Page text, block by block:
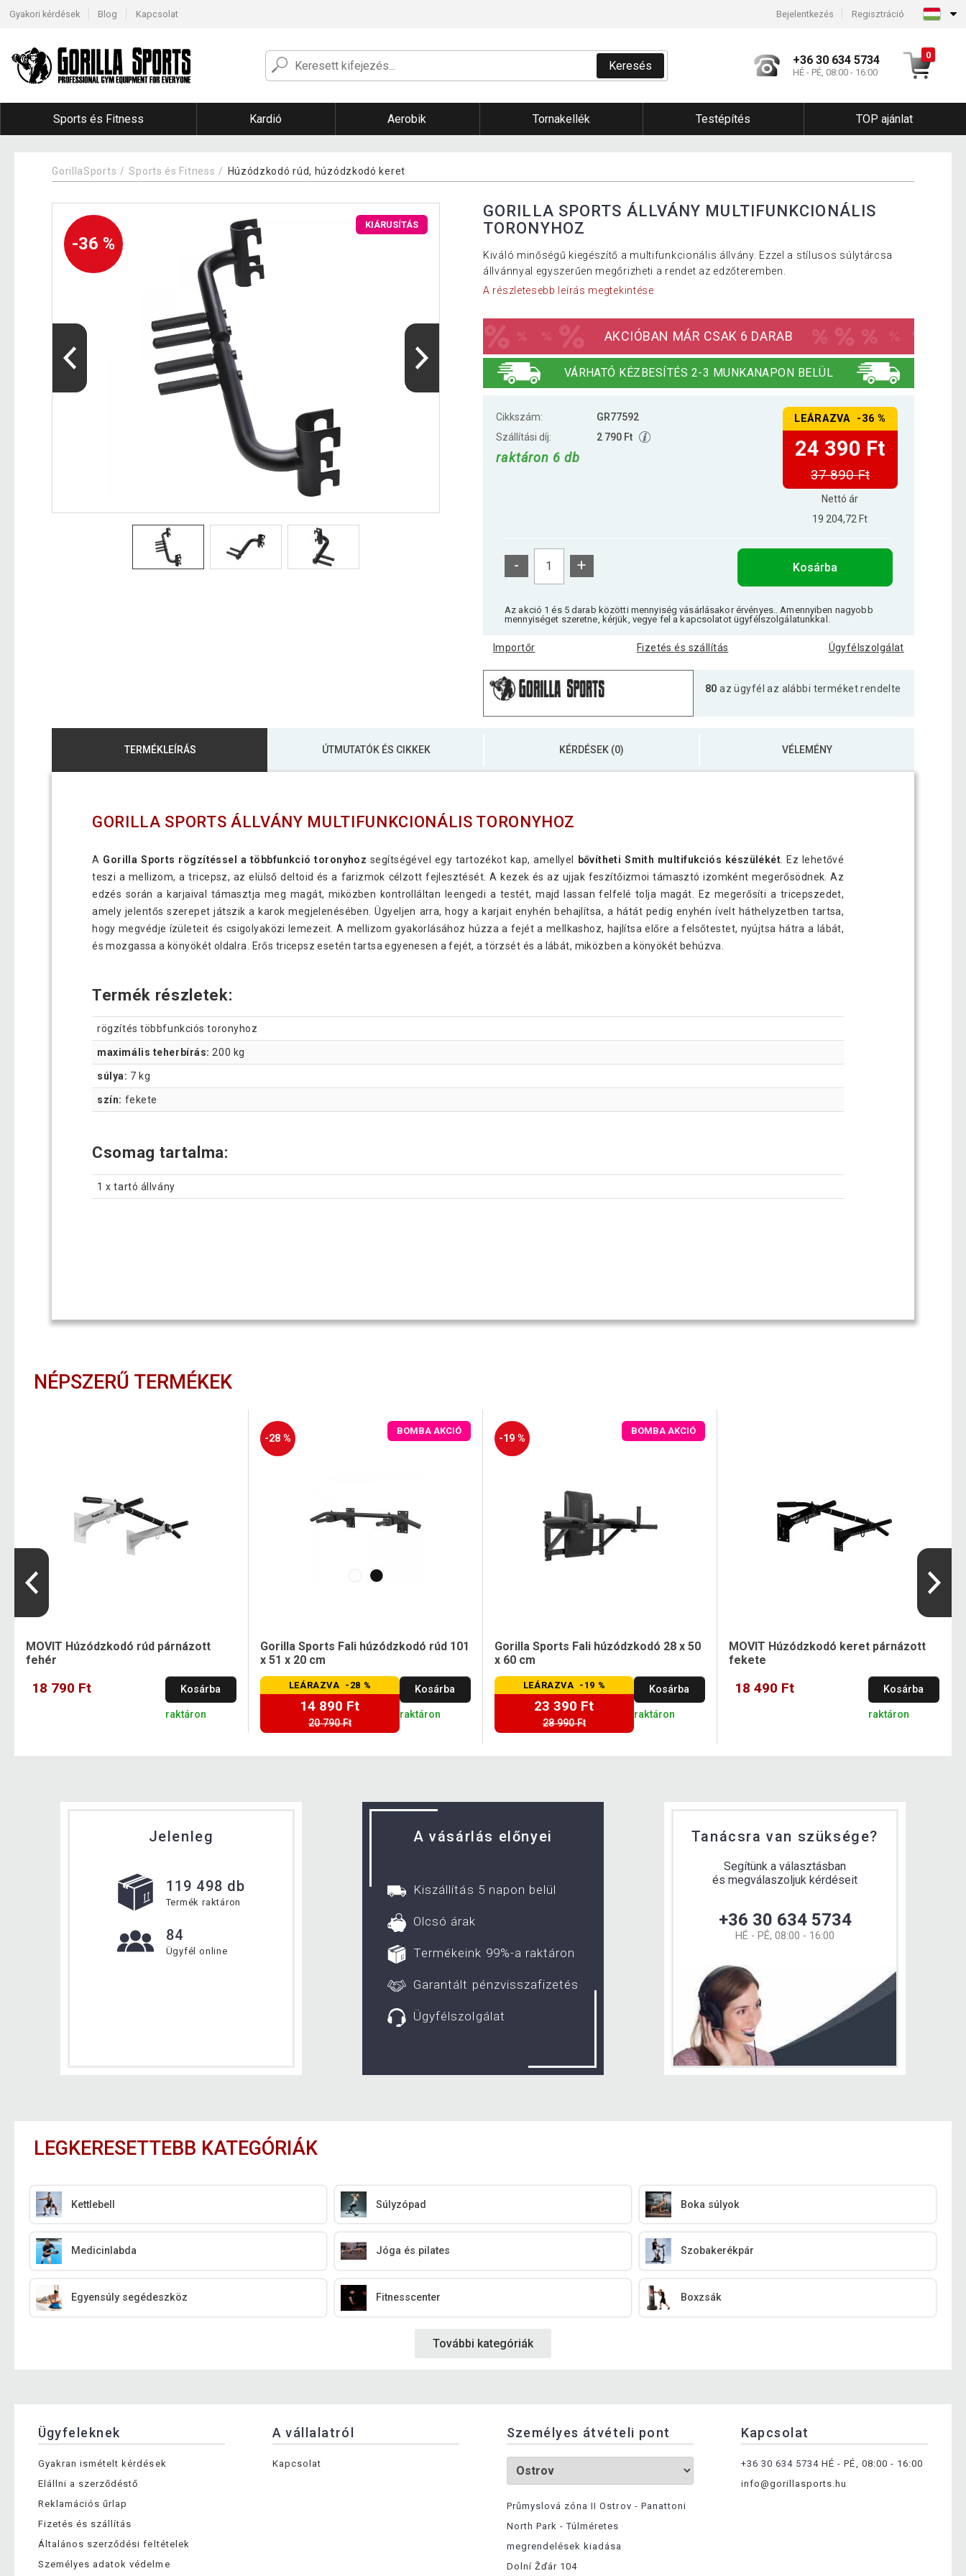
Gyakori kérdések Blog Kapcsolat Bejelentkezés Regisztráció
Keresés +36 30 634 5734
HÉ - PÉ, 08:00 - 16:00
0
Sports és Fitness Kardió Aerobik Tornakellék Testépítés TOP ajánlat
GorillaSports Sports és Fitness Húzódzkodó rúd, húzódzkodó keret
-36 %
KIÁRUSÍTÁS
GORILLA SPORTS ÁLLVÁNY MULTIFUNKCIONÁLIS
TORONYHOZ
Kiváló minőségű kiegészítő a multifunkcionális állvány. Ezzel a stílusos súlytárcsa
állvánnyal egyszerűen megőrizheti a rendet az edzőteremben.
A részletesebb leírás megtekintése
AKCIÓBAN MÁR CSAK 6 DARAB
VÁRHATÓ KÉZBESÍTÉS 2-3 MUNKANAPON BELÜL
Cikkszám:
GR77592
Szállítási díj:
2 790 Ft
raktáron 6 db
LEÁRAZVA -36 %
24 390 Ft
37 890 Ft
Nettó ár
19 204,72 Ft
- + Kosárba
Az akció 1 és 5 darab közötti mennyiség vásárlásakor érvényes.. Amennyiben nagyobb
mennyiséget szeretne, kérjük, vegye fel a kapcsolatot ügyfélszolgálatunkkal.
Importőr Fizetés és szállítás Ügyfélszolgálat
80 az ügyfél az alábbi terméket rendelte
TERMÉKLEÍRÁS ÚTMUTATÓK ÉS CIKKEK KÉRDÉSEK (0) VÉLEMÉNY
GORILLA SPORTS ÁLLVÁNY MULTIFUNKCIONÁLIS TORONYHOZ
A Gorilla Sports rögzítéssel a többfunkció toronyhozsegítségével egy tartozékot kap, amellyel bővítheti Smith multifukciós készülékét . Ez lehetővé
teszi a mellizom, a tricepsz, az elülső deltoid és a farizmok célzott fejlesztését. A kezek és az ujjak feszítőizmoi támasztó izomként megerősödnek. Az
edzés során a karjaival támasztja meg magát, miközben kontrolláltan leengedi a testét, majd lassan felfelé tolja magát. Ez megerősíti a tricepszedet,
amely jelentős szerepet játszik a karok megjelenésében. Ügyeljen arra, hogy a karjait enyhén behajlítsa, a hátát pedig enyhén ívelt háthelyzetben tartsa,
hogy megvédje ízületeit és csigolyaközi lemezeit. A mellizom gyakorlásához húzza a fejét a mellkashoz, hajlítsa előre a felsőtestet, nyújtsa hátra a lábát,
és mozgassa a könyökét oldalra. Erős tricepsz esetén tartsa egyenesen a fejét, a törzsét és a lábát, miközben a könyökét behúzva.
Termék részletek:
rögzítés többfunkciós toronyhoz
maximális teherbírás: 200 kg
súlya: 7 kg
szín: fekete
Csomag tartalma:
1 x tartó állvány
NÉPSZERŰ TERMÉKEK
MOVIT Húzódzkodó rúd párnázott
fehér
18 790 Ft Kosárba
raktáron
-28 %
BOMBA AKCIÓ
Gorilla Sports Fali húzódzkodó rúd 101
x 51 x 20 cm
LEÁRAZVA -28 %
14 890 Ft
20 790 Ft
Kosárba
raktáron
-19 %
BOMBA AKCIÓ
Gorilla Sports Fali húzódzkodó 28 x 50
x 60 cm
LEÁRAZVA -19 %
23 390 Ft
28 990 Ft
Kosárba
raktáron
MOVIT Húzódzkodó keret párnázott
fekete
18 490 Ft Kosárba
raktáron
Jelenleg
119 498 db
Termék raktáron
84
Ügyfél online
A vásárlás előnyei
Kiszállítás 5 napon belül
Olcsó árak
Termékeink 99%-a raktáron
Garantált pénzvisszafizetés
Ügyfélszolgálat
Tanácsra van szüksége?
Segítünk a választásban
és megválaszoljuk kérdéseit
+36 30 634 5734
HÉ - PÉ, 08:00 - 16:00
LEGKERESETTEBB KATEGÓRIÁK
Kettlebell Súlyzópad Boka súlyok
Medicinlabda Jóga és pilates Szobakerékpár
Egyensúly segédeszköz Fitnesscenter Boxzsák
További kategóriák
Ügyfeleknek
Gyakran ismételt kérdések
Elállni a szerződéstő
Reklamációs űrlap
Fizetés és szállítás
Általános szerződési feltételek
Személyes adatok védelme
A vállalatról
Kapcsolat
Személyes átvételi pont
Průmyslová zóna II Ostrov - Panattoni
North Park - Túlméretes
megrendelések kiadása
Dolní Žďár 104
Kapcsolat
+36 30 634 5734 HÉ - PÉ, 08:00 - 16:00
info@gorillasports.hu